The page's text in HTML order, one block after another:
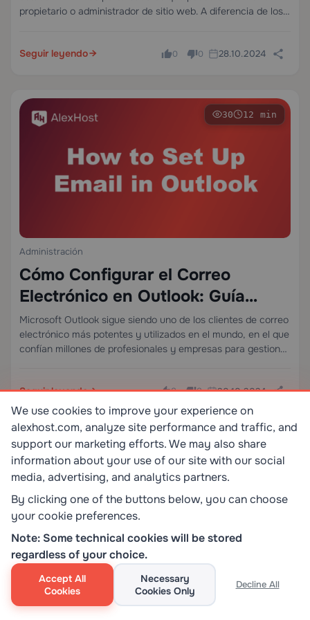
propietario o administrador de sitio web. A diferencia de los
Seguir leyendo 0 0 28.10.2024
30 12 min
Administración
Cómo Configurar el Correo
Electrónico en Outlook: Guía
Completa Paso a Paso (2024)
Microsoft Outlook sigue siendo uno de los clientes de correo
electrónico más potentes y utilizados en el mundo, en el que
confían millones de profesionales y empresas para gestionar
Seguir leyendo
0 0 30.10.2024
© 2008-2026 Alexhost SRL
Todos los derechos reservados
Síguenos en
SR EN ISO/IEC 27001:2023
STANDART
We use cookies to improve your experience on
alexhost.com, analyze site performance and traffic, and
support our marketing efforts. We may also share
information about your use of our site with our social
media, advertising, and analytics partners.
By clicking one of the buttons below, you can choose
your cookie preferences.
Note: Some technical cookies will be stored
regardless of your choice.
Accept All
Cookies
Necessary
Cookies Only
Decline All